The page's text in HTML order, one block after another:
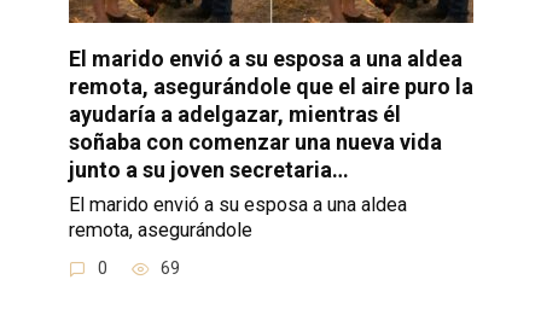
El marido envió a su esposa a una aldea
remota, asegurándole que el aire puro la
ayudaría a adelgazar, mientras él
soñaba con comenzar una nueva vida
junto a su joven secretaria…
El marido envió a su esposa a una aldea
remota, asegurándole
0 69